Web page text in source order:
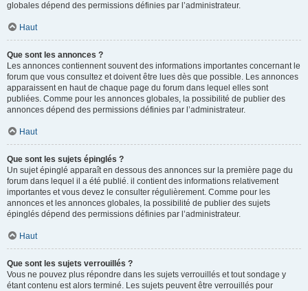
globales dépend des permissions définies par l’administrateur.
Haut
Que sont les annonces ?
Les annonces contiennent souvent des informations importantes concernant le
forum que vous consultez et doivent être lues dès que possible. Les annonces
apparaissent en haut de chaque page du forum dans lequel elles sont
publiées. Comme pour les annonces globales, la possibilité de publier des
annonces dépend des permissions définies par l’administrateur.
Haut
Que sont les sujets épinglés ?
Un sujet épinglé apparaît en dessous des annonces sur la première page du
forum dans lequel il a été publié. il contient des informations relativement
importantes et vous devez le consulter régulièrement. Comme pour les
annonces et les annonces globales, la possibilité de publier des sujets
épinglés dépend des permissions définies par l’administrateur.
Haut
Que sont les sujets verrouillés ?
Vous ne pouvez plus répondre dans les sujets verrouillés et tout sondage y
étant contenu est alors terminé. Les sujets peuvent être verrouillés pour